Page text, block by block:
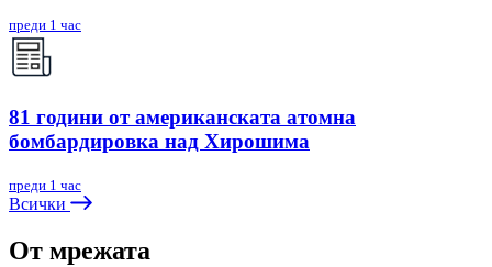
преди 1 час
81 години от американската атомна
бомбардировка над Хирошима
преди 1 час
Всички
От мрежата